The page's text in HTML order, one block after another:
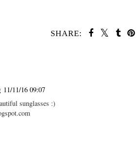
SHARE:
11/11/16 09:07
sunglasses :)